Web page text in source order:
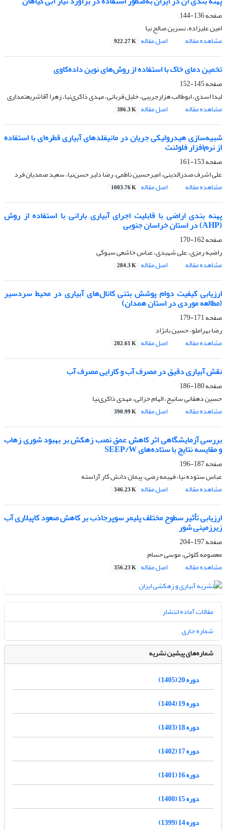
صفحه136-144
امین علیزاده، نسرین صالح نیا
مشاهده مقاله
اصل مقاله 922.27 K
تخمین دمای خاک با استفاده از روش‌های نوین داده‌کاوی
صفحه145-152
لیدا اسدی، ابوطالب هزارجریبی، خلیل قربانی، مهدی ذاکری‌نیا، زهرا آقاشریعتمداری
مشاهده مقاله
اصل مقاله 386.3 K
شبیه‌سازی هیدرولیکی جریان در مانیفلدهای آبیاری قطره‌ای با استفاده
از نرم‌افزار فلوئنت
صفحه153-161
علی اشرف صدرالدینی، امیرحسین ناظمی، رضا دلیر حسن‌نیا، سعید صمدیان فرد
مشاهده مقاله
اصل مقاله 1003.76 K
پهنه ⁮بندی اراضی با قابلیت اجرای آبیاری بارانی با استفاده از روش
(AHP) در استان خراسان جنوبی
صفحه162-170
راضیه رمزی، علی شهیدی، عباس خاشعی سیوکی
مشاهده مقاله
اصل مقاله 284.3 K
ارزیابی کیفیت دوام پوشش بتنی کانال‌های آبیاری در محیط سردسیر
(مطالعه موردی در استان همدان)
صفحه171-179
رضا بهراملو، حسین بانژاد
مشاهده مقاله
اصل مقاله 282.61 K
نقش آبیاری دقیق در مصرف آب و کارایی مصرف آب
صفحه180-186
حسین دهقانی سانیج، الهام خزائی، مهدی ذاکری‌نیا
مشاهده مقاله
اصل مقاله 390.99 K
بررسی آزمایشگاهی اثر کاهش عمق نصب زهکش بر بهبود شوری زهاب
و مقایسه نتایج با ستاده‌های SEEP/W
صفحه187-196
عباس ستوده نیا، فهیمه رضی، پیمان دانش کار آراسته
مشاهده مقاله
اصل مقاله 346.23 K
ارزیابی تأثیر سطوح مختلف پلیمر سوپرجاذب بر کاهش صعود کاپیلاری آب
زیرزمینی شور
صفحه197-204
معصومه کلوئی، موسی حسام
مشاهده مقاله
اصل مقاله 356.23 K
مقالات آماده انتشار
شماره جاری
شماره‌های پیشین نشریه
دوره 20 (1405)
دوره 19 (1404)
دوره 18 (1403)
دوره 17 (1402)
دوره 16 (1401)
دوره 15 (1400)
دوره 14 (1399)